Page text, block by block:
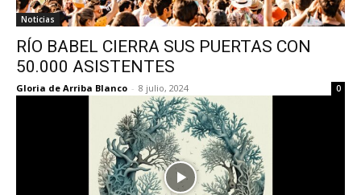
Noticias
RÍO BABEL CIERRA SUS PUERTAS CON
50.000 ASISTENTES
Gloria de Arriba Blanco - 8 julio, 2024 0